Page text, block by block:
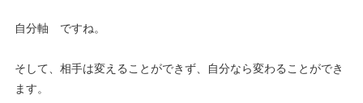
自分軸 ですね。
そして、相手は変えることができず、自分なら変わることができ
ます。